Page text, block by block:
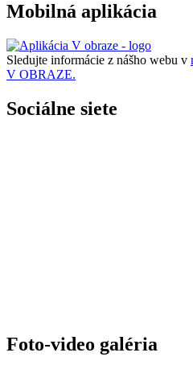
Mobilná aplikácia
Sledujte informácie z nášho webu v
V OBRAZE.
Sociálne siete
Foto-video galéria